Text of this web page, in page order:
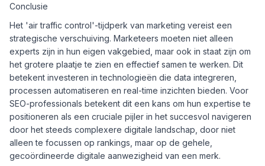
Conclusie
Het 'air traffic control'-tijdperk van marketing vereist een
strategische verschuiving. Marketeers moeten niet alleen
experts zijn in hun eigen vakgebied, maar ook in staat zijn om
het grotere plaatje te zien en effectief samen te werken. Dit
betekent investeren in technologieën die data integreren,
processen automatiseren en real-time inzichten bieden. Voor
SEO-professionals betekent dit een kans om hun expertise te
positioneren als een cruciale pijler in het succesvol navigeren
door het steeds complexere digitale landschap, door niet
alleen te focussen op rankings, maar op de gehele,
gecoördineerde digitale aanwezigheid van een merk.